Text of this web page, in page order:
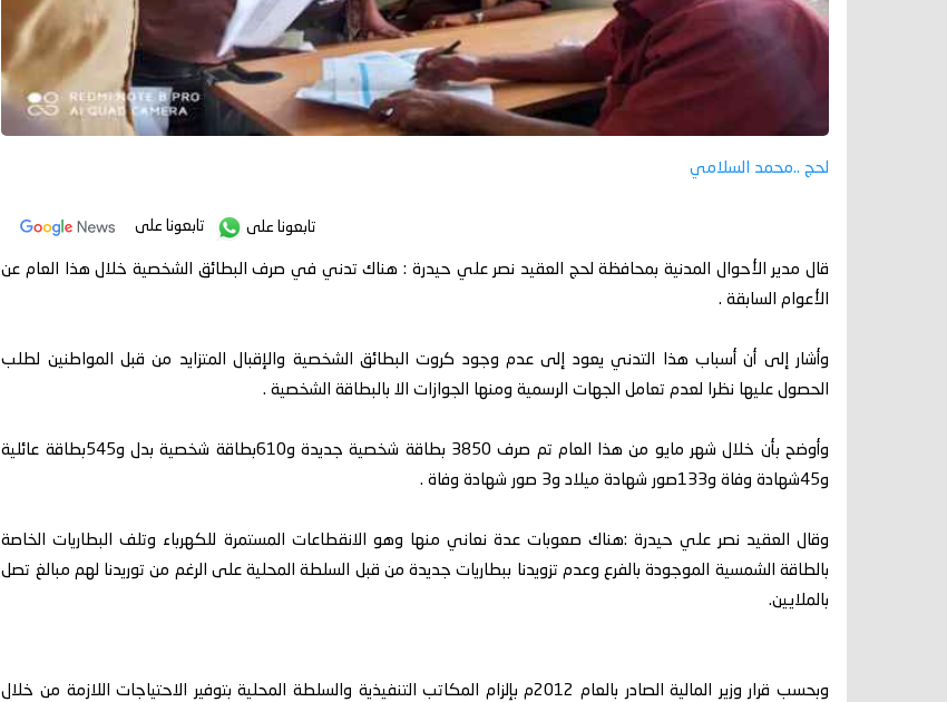
لحج ..محمد السلامي
تابعونا على تابعونا على
قال مدير الأحوال المدنية بمحافظة لحج العقيد نصر علي حيدرة : هناك تدني في صرف البطائق الشخصية خلال هذا العام عن
الأعوام السابقة .
وأشار إلى أن أسباب هذا التدني يعود إلى عدم وجود كروت البطائق الشخصية والإقبال المتزايد من قبل المواطنين لطلب
الحصول عليها نظرا لعدم تعامل الجهات الرسمية ومنها الجوازات الا بالبطاقة الشخصية .
وأوضح بأن خلال شهر مايو من هذا العام تم صرف 3850 بطاقة شخصية جديدة و610بطاقة شخصية بدل و545بطاقة عائلية
و45شهادة وفاة و133صور شهادة ميلاد و3 صور شهادة وفاة .
وقال العقيد نصر علي حيدرة :هناك صعوبات عدة نعاني منها وهو الانقطاعات المستمرة للكهرباء وتلف البطاريات الخاصة
بالطاقة الشمسية الموجودة بالفرع وعدم تزويدنا ببطاريات جديدة من قبل السلطة المحلية على الرغم من توريدنا لهم مبالغ تصل
بالملايين.
وبحسب قرار وزير المالية الصادر بالعام 2012م بإلزام المكاتب التنفيذية والسلطة المحلية بتوفير الاحتياجات اللازمة من خلال